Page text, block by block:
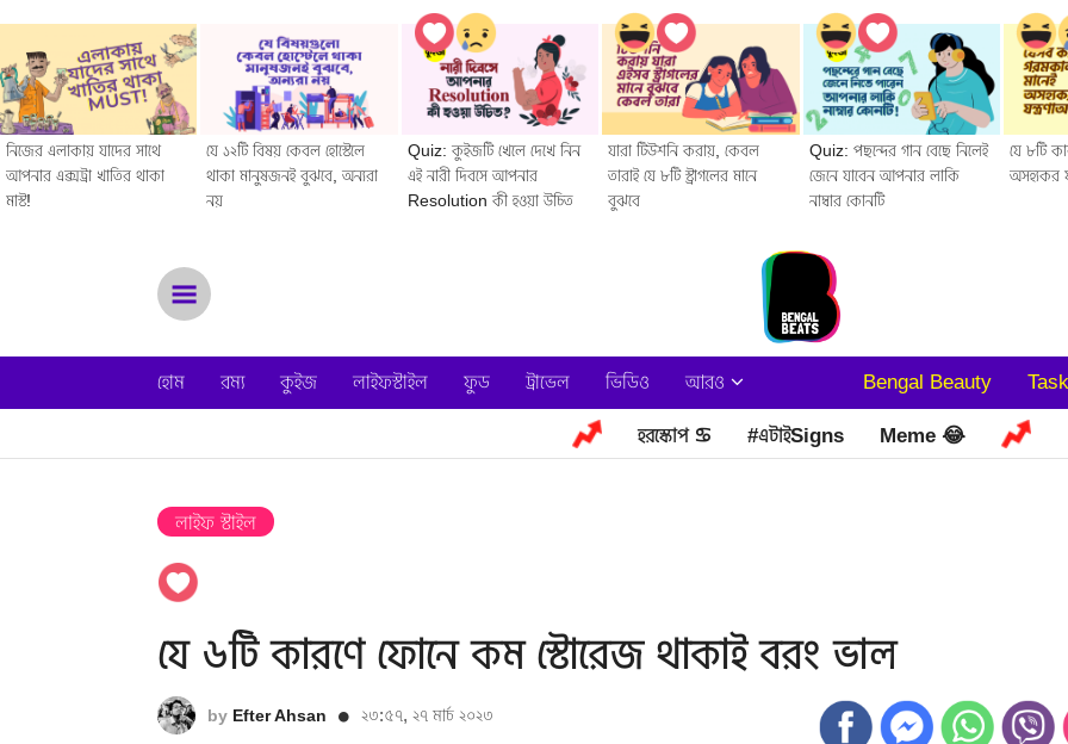
নিজের এলাকায় যাদের সাথে
আপনার এক্সট্রা খাতির থাকা
মাস্ট!
যে ১২টি বিষয় কেবল হোস্টেলে
থাকা মানুষজনই বুঝবে, অন্যরা
নয়
Quiz: কুইজটি খেলে দেখে নিন
এই নারী দিবসে আপনার
Resolution কী হওয়া উচিত
যারা টিউশনি করায়, কেবল
তারাই যে ৮টি স্ট্রাগলের মানে
বুঝবে
Quiz: পছন্দের গান বেছে নিলেই
জেনে যাবেন আপনার লাকি
নাম্বার কোনটি
যে ৮টি
হোম রম্য কুইজ লাইফস্টাইল ফুড ট্রাভেল ভিডিও আরও Bengal Beauty
হরস্কোপ ♋ #এটাইSigns Meme 😂
লাইফ স্টাইল
যে ৬টি কারণে ফোনে কম স্টোরেজ থাকাই বরং ভাল
by Efter Ahsan ২৩:৫৭, ২৭ মার্চ ২০২৩